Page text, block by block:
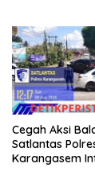
Cegah Aksi
Satlantas
Karangasem